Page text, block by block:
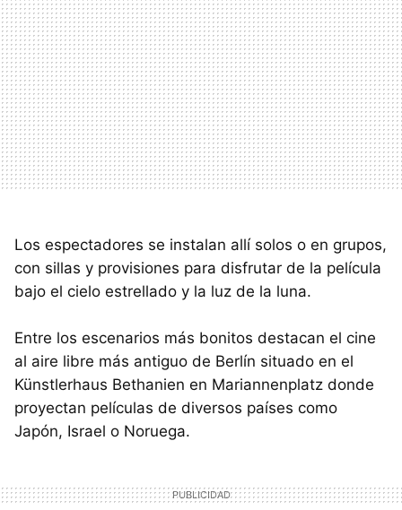
Los espectadores se instalan allí solos o en grupos,
con sillas y provisiones para disfrutar de la película
bajo el cielo estrellado y la luz de la luna.
Entre los escenarios más bonitos destacan el cine
al aire libre más antiguo de Berlín situado en el
Künstlerhaus Bethanien en Mariannenplatz donde
proyectan películas de diversos países como
Japón, Israel o Noruega.